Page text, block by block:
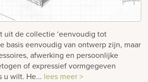
uit de collectie ‘eenvoudig tot
basis eenvoudig van ontwerp zijn, maar
afwerking en persoonlijke
of expressief vormgegeven
u wilt. He... lees meer >